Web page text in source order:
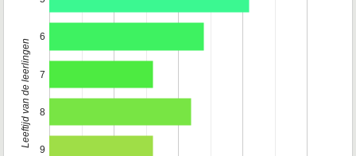
6
7
8
9
Leeftijd van de leerlingen